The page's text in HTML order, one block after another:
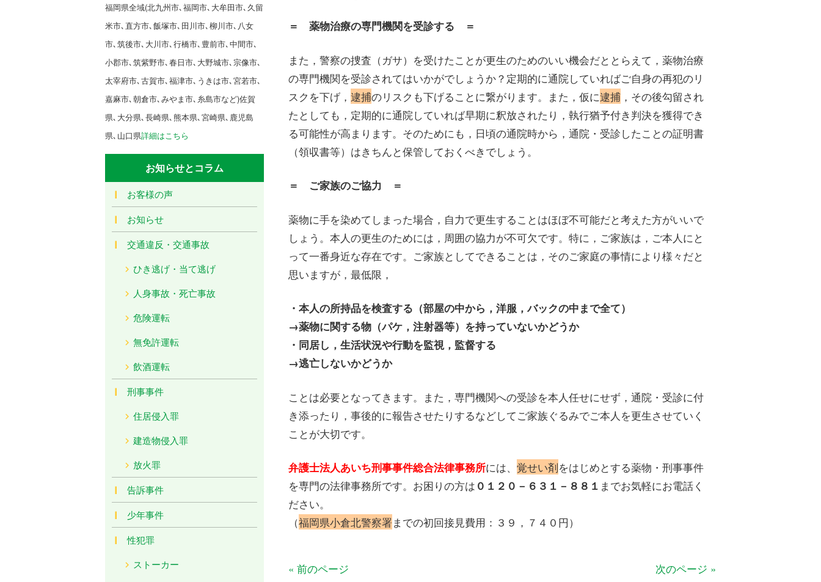
＝ 薬物治療の専門機関を受診する ＝
また，警察の捜査（ガサ）を受けたことが更生のためのいい機会だととらえて，薬物治療
の専門機関を受診されてはいかがでしょうか？定期的に通院していればご自身の再犯のリ
スクを下げ， 逮捕のリスクも下げることに繋がります。また，仮に逮捕 ，その後勾留され
たとしても，定期的に通院していれば早期に釈放されたり，執行猶予付き判決を獲得でき
る可能性が高まります。そのためにも，日頃の通院時から，通院・受診したことの証明書
（領収書等）はきちんと保管しておくべきでしょう。
＝ ご家族のご協力 ＝
薬物に手を染めてしまった場合，自力で更生することはほぼ不可能だと考えた方がいいで
しょう。本人の更生のためには，周囲の協力が不可欠です。特に，ご家族は，ご本人にと
って一番身近な存在です。ご家族としてできることは，そのご家庭の事情により様々だと
思いますが，最低限，
・本人の所持品を検査する（部屋の中から，洋服，バックの中まで全て）
→薬物に関する物（パケ，注射器等）を持っていないかどうか
・同居し，生活状況や行動を監視，監督する
→逃亡しないかどうか
ことは必要となってきます。また，専門機関への受診を本人任せにせず，通院・受診に付
き添ったり，事後的に報告させたりするなどしてご家族ぐるみでご本人を更生させていく
ことが大切です。
弁護士法人あいち刑事事件総合法律事務所には、 覚せい剤をはじめとする薬物・刑事事件
を専門の法律事務所です。お困りの方は ０１２０－６３１－８８１ までお気軽にお電話く
ださい。
（福岡県小倉北警察署までの初回接見費用：３９，７４０円）
« 前のページ 次のページ »
福岡県全域(北九州市､福岡市､大牟田市､久留
米市､直方市､飯塚市､田川市､柳川市､八女
市､筑後市､大川市､行橋市､豊前市､中間市､
小郡市､筑紫野市､春日市､大野城市､宗像市､
太宰府市､古賀市､福津市､うきは市､宮若市､
嘉麻市､朝倉市､みやま市､糸島市など)佐賀
県､大分県､長崎県､熊本県､宮崎県､鹿児島
県､山口県詳細はこちら
お知らせとコラム
お客様の声
お知らせ
交通違反・交通事故
ひき逃げ・当て逃げ
人身事故・死亡事故
危険運転
無免許運転
飲酒運転
刑事事件
住居侵入罪
建造物侵入罪
放火罪
告訴事件
少年事件
性犯罪
ストーカー